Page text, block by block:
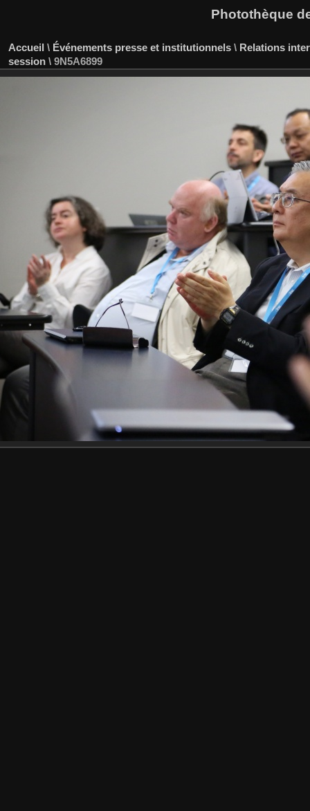
Photothèque
Accueil \ Événements presse et institutionnels \ Relations
session \ 9N5A6899